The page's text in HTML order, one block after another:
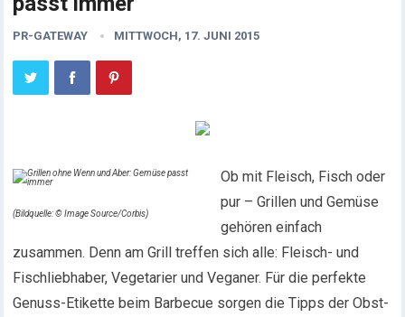
PR-GATEWAY MITTWOCH, 17. JUNI 2015
(Bildquelle: © Image Source/Corbis)
Ob mit Fleisch, Fisch oder
pur – Grillen und Gemüse
gehören einfach
zusammen. Denn am Grill treffen sich alle: Fleisch- und
Fischliebhaber, Vegetarier und Veganer. Für die perfekte
Genuss-Etikette beim Barbecue sorgen die Tipps der Obst-